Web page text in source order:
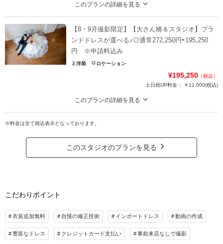
このプランの詳細を見る
刻一刻と表情を変える空のグラデーション。美しい夕景や夜景など、大さん橋
でお好みの時間帯をセレクトできます。 ◆カット数：160
【特典】①ウェルカムボード半額 ②ハイクオリティレタッチ希望枚数半額 ③2
着目オリジナルドレス半額 ④ヘアメイクチェンジ半額 ⑤アルバム半額⑥追加カ
ット数半額 ⑦撮影延長料半額 ⑧ハイクオリティレタッチ10枚 ⑨リフレクショ
撮影料
着付け ヘアメイク 小物一式
データ 160カット
その他含むもの
ドレス／タキシード／ワイシャツ&タイ／靴／ブーケ&ブートニア／ロングベール／
着付け／新婦ヘアメイク／アテンドスタッフ／写真クオリティ補正／撮影カットリク
エスト／悪天候時の日程変更料
【8・9月撮影限定】【大さん橋＆スタジオ】ブラ
ンドドレスが選べる♪◎通常272,250円⇨195,250
円 ※申請料込み
洋装 ロケーション
¥195,250 （税込）
土日祝UP料金：
￥11,000(税込)
このプランの詳細を見る
ドラマチックな大さん橋ロケと、光が美しく計算されたスタジオ撮影。おふた
りの多彩な表情を引き出します
※KIYOKO HATA、ISAMU MORITAなどのブランドドレスが選び放題（要事前予
撮影料
着付け ヘアメイク 小物一式
アルバム データ 120カット 台紙付写真
衣装追加 会食 挙式
※料金は全て税込表示となっております。
このスタジオのプランを見る
こだわりポイント
衣装追加無料 自慢の修正技術 インポートドレス 動画の作成
豊富なドレス クレジットカード支払い 事前来店なしで撮影